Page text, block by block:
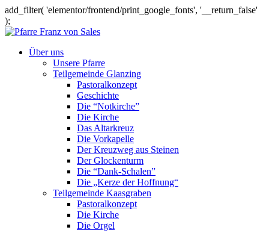
add_filter( 'elementor/frontend/print_google_fonts', '__return_false'
);
Über uns
Unsere Pfarre
Teilgemeinde Glanzing
Pastoralkonzept
Geschichte
Die “Notkirche”
Die Kirche
Das Altarkreuz
Die Vorkapelle
Der Kreuzweg aus Steinen
Der Glockenturm
Die “Dank-Schalen”
Die „Kerze der Hoffnung“
Teilgemeinde Kaasgraben
Pastoralkonzept
Die Kirche
Die Orgel